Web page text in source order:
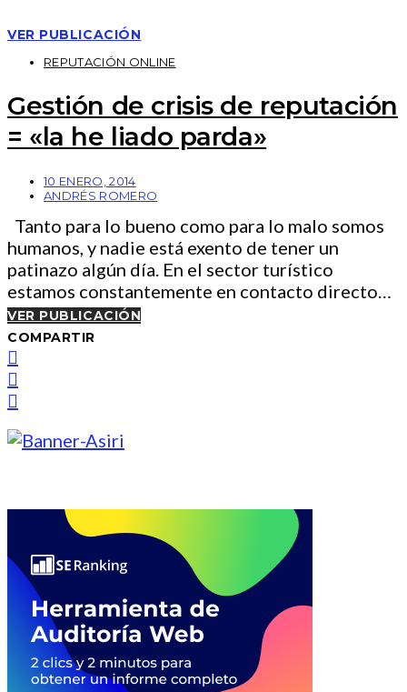
VER PUBLICACIÓN
REPUTACIÓN ONLINE
Gestión de crisis de reputación
= «la he liado parda»
10 ENERO, 2014
ANDRÉS ROMERO
Tanto para lo bueno como para lo malo somos
humanos, y nadie está exento de tener un
patinazo algún día. En el sector turístico
estamos constantemente en contacto directo…
VER PUBLICACIÓN
COMPARTIR